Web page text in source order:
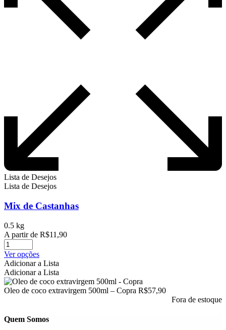
escolhidas
página
Lista de Desejos
Lista de Desejos
Mix de Castanhas
0.5 kg
A partir de R$11,90
Ver opçõesEste
produto
tem
várias
variantes.
podem
Adicionar a Lista
Adicionar a Lista
Oleo de coco extravirgem 500ml – Copra R$57,90
Fora de estoque
Quem Somos